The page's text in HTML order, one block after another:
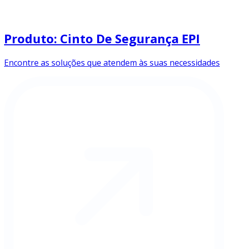
Produto: Cinto De Segurança EPI
Encontre as soluções que atendem às suas necessidades